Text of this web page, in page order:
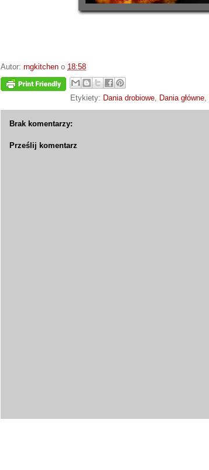
Autor: rngkitchen o 18:58
Etykiety: Dania drobiowe, Dania główne,
Brak komentarzy:
Prześlij komentarz